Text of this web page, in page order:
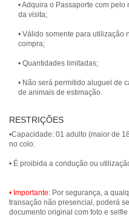
• Adquira o Passaporte com
da visita;
• Válido somente para utilização
compra;
• Quantidades limitadas;
• Não será permitido aluguel de
RESTRIÇÕES
•Capacidade: 01 adulto (maior de
no colo.
• É proibida a condução ou
• Importante: Por segurança, a
transação não presencial, poderá
documento original com foto e